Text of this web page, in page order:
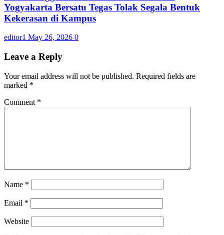
Yogyakarta Bersatu Tegas Tolak Segala Bentuk
Kekerasan di Kampus
editor1 May 26, 2026 0
Leave a Reply
Your email address will not be published. Required fields are
marked *
Comment *
Name *
Email *
Website